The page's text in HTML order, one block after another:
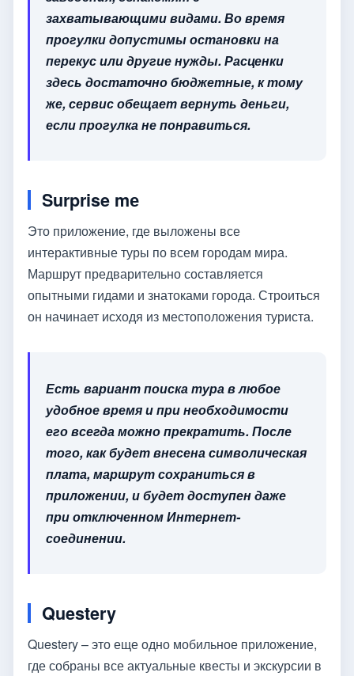
захватывающими видами. Во время
прогулки допустимы остановки на
перекус или другие нужды. Расценки
здесь достаточно бюджетные, к тому
же, сервис обещает вернуть деньги,
если прогулка не понравиться.
Surprise mе
Это приложение, где выложены все
интерактивные туры по всем городам мира.
Маршрут предварительно составляется
опытными гидами и знатоками города. Строиться
он начинает исходя из местоположения туриста.
Есть вариант поиска тура в любое
удобное время и при необходимости
его всегда можно прекратить. После
того, как будет внесена символическая
плата, маршрут сохраниться в
приложении, и будет доступен даже
при отключенном Интернет-
соединении.
Questery
Questery – это еще одно мобильное приложение,
где собраны все актуальные квесты и экскурсии в